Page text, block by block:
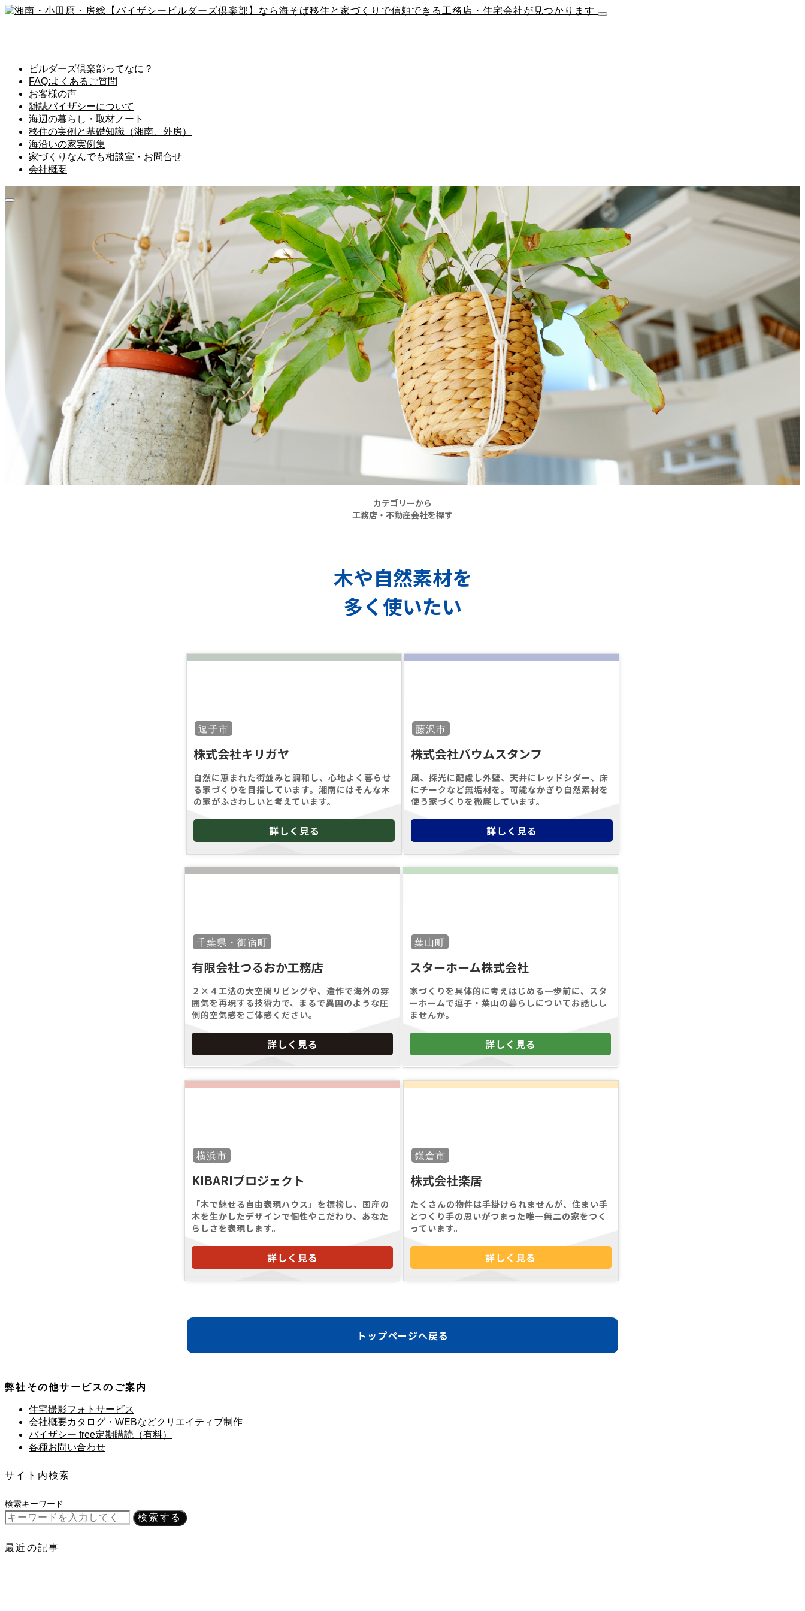
ビルダーズ倶楽部ってなに？
FAQ:よくあるご質問
お客様の声
雑誌バイザシーについて
海辺の暮らし・取材ノート
移住の実例と基礎知識（湘南、外房）
海沿いの家実例集
家づくりなんでも相談室・お問合せ
会社概要
カテゴリーから
工務店・不動産会社を探す
木や自然素材を
多く使いたい
逗子市
株式会社キリガヤ
自然に恵まれた街並みと調和し、心地よく暮らせ
る家づくりを目指しています。湘南にはそんな木
の家がふさわしいと考えています。
詳しく見る
藤沢市
株式会社バウムスタンフ
⾵、採光に配慮し外壁、天井にレッドシダー、床
にチークなど無垢材を。可能なかぎり⾃然素材を
使う家づくりを徹底しています。
詳しく見る
千葉県・御宿町
有限会社つるおか工務店
２×４工法の大空間リビングや、造作で海外の雰
囲気を再現する技術力で、まるで異国のような圧
倒的空気感をご体感ください。
詳しく見る
葉山町
スターホーム株式会社
家づくりを具体的に考えはじめる一歩前に、スタ
ーホームで逗子・葉山の暮らしについてお話しし
ませんか。
詳しく見る
横浜市
KIBARIプロジェクト
「木で魅せる自由表現ハウス」を標榜し、国産の
木を生かしたデザインで個性やこだわり、あなた
らしさを表現します。
詳しく見る
鎌倉市
株式会社楽居
たくさんの物件は手掛けられませんが、住まい手
とつくり手の思いがつまった唯一無二の家をつく
っています。
詳しく見る
トップページへ戻る
弊社その他サービスのご案内
住宅撮影フォトサービス
会社概要カタログ・WEBなどクリエイティブ制作
バイザシー free定期購読（有料）
各種お問い合わせ
サイト内検索
検索キーワード
検索する
最近の記事